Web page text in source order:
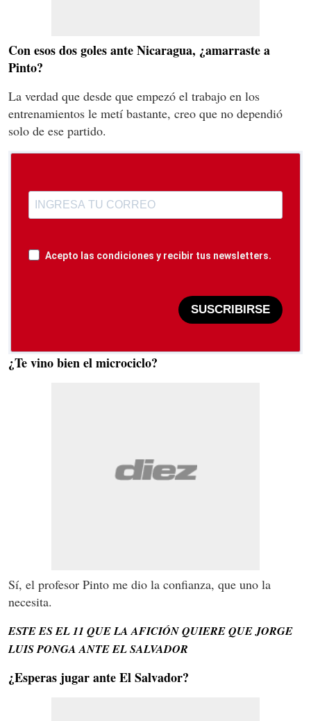
Con esos dos goles ante Nicaragua, ¿amarraste a
Pinto?
La verdad que desde que empezó el trabajo en los
entrenamientos le metí bastante, creo que no dependió
solo de ese partido.
Acepto las condiciones y recibir tus newsletters.
SUSCRIBIRSE
¿Te vino bien el microciclo?
Sí, el profesor Pinto me dio la confianza, que uno la
necesita.
ESTE ES EL 11 QUE LA AFICIÓN QUIERE QUE JORGE
LUIS PONGA ANTE EL SALVADOR
¿Esperas jugar ante El Salvador?